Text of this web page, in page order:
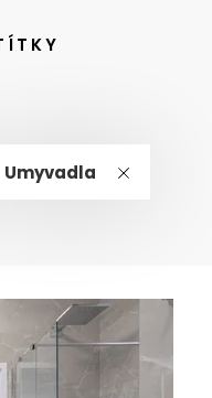
Umyvadla